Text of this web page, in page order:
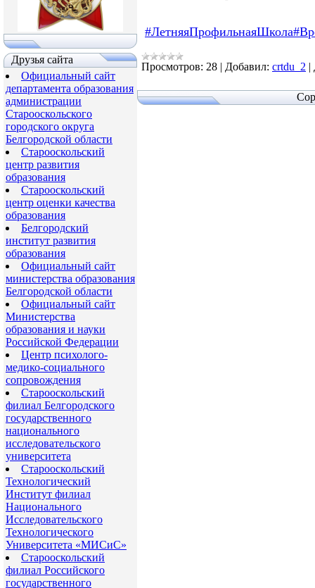
Друзья сайта
Официальный сайт
департамента образования
администрации
Старооскольского
городского округа
Белгородской области
Старооскольский
центр развития
образования
Старооскольский
центр оценки качества
образования
Белгородский
институт развития
образования
Официальный сайт
министерства образования
Белгородской области
Официальный сайт
Министерства
образования и науки
Российской Федерации
Центр психолого-
медико-социального
сопровождения
Старооскольский
филиал Белгородского
государственного
национального
исследовательского
университета
Старооскольский
Технологический
Институт филиал
Национального
Исследовательского
Технологического
Университета «МИСиС»
Старооскольский
филиал Российского
государственного
#ЛетняяПрофильнаяШкола
Просмотров: 28 | Добавил: crtdu_2 |